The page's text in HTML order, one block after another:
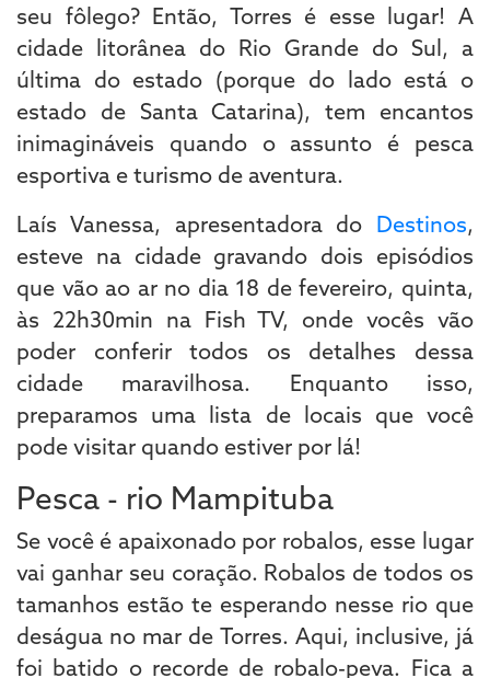
seu fôlego? Então, Torres é esse lugar! A
cidade litorânea do Rio Grande do Sul, a
última do estado (porque do lado está o
estado de Santa Catarina), tem encantos
inimagináveis quando o assunto é pesca
esportiva e turismo de aventura.
Laís Vanessa, apresentadora do Destinos,
esteve na cidade gravando dois episódios
que vão ao ar no dia 18 de fevereiro, quinta,
às 22h30min na Fish TV, onde vocês vão
poder conferir todos os detalhes dessa
cidade maravilhosa. Enquanto isso,
preparamos uma lista de locais que você
pode visitar quando estiver por lá!
Pesca - rio Mampituba
Se você é apaixonado por robalos, esse lugar
vai ganhar seu coração. Robalos de todos os
tamanhos estão te esperando nesse rio que
deságua no mar de Torres. Aqui, inclusive, já
foi batido o recorde de robalo-peva. Fica a